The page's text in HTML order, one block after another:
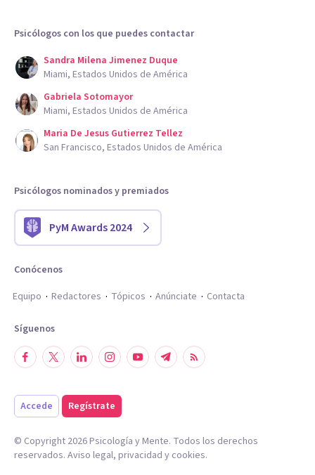
Psicólogos con los que puedes contactar
Sandra Milena Jimenez Duque
Miami, Estados Unidos de América
Gabriela Sotomayor
Miami, Estados Unidos de América
Maria De Jesus Gutierrez Tellez
San Francisco, Estados Unidos de América
Psicólogos nominados y premiados
PyM Awards 2024
Conócenos
Equipo
Redactores Tópicos Anúnciate Contacta
Síguenos
Accede Regístrate
© Copyright 2026Psicología y Mente. Todos los derechos
reservados. Aviso legal, privacidad y cookies.